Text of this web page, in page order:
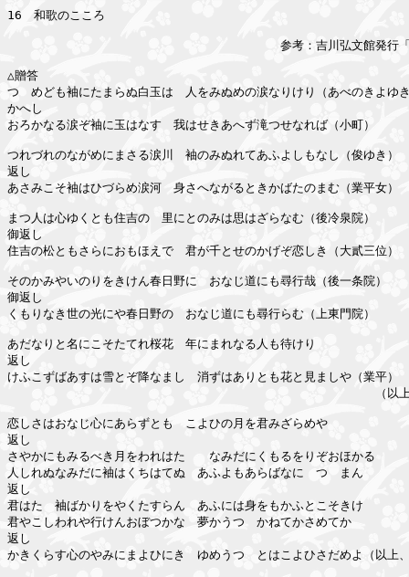
16　和歌のこころ
参考：吉川弘文館発行「古事
△贈答
つゝめども袖にたまらぬ白玉は　人をみぬめの涙なりけり（あべのきよゆ
かへし
おろかなる涙ぞ袖に玉はなす　我はせきあへず滝つせなれば（小町）
つれづれのながめにまさる涙川　袖のみぬれてあふよしもなし（俊ゆき）
返し
あさみこそ袖はひづらめ涙河　身さへながるときかばたのまむ（業平女）
まつ人は心ゆくとも住吉の　里にとのみは思はざらなむ（後冷泉院）
御返し
住吉の松ともさらにおもほえで　君が千とせのかげぞ恋しき（大貳三位）
そのかみやいのりをきけん春日野に　おなじ道にも尋行哉（後一条院）
御返し
くもりなき世の光にや春日野の　おなじ道にも尋行らむ（上東門院）
あだなりと名にこそたてれ桜花　年にまれなる人も待けり
返し
けふこずばあすは雪とぞ降なまし　消ずはありとも花と見ましや（業平）
（以上、悦目
恋しさはおなじ心にあらずとも　こよひの月を君みざらめや
返し
さやかにもみるべき月をわれはたゞ　なみだにくもるをりぞおほかる
人しれぬなみだに袖はくちはてぬ　あふよもあらばなにゝつゝまん
返し
君はたゞ袖ばかりをやくたすらん　あふには身をもかふとこそきけ
君やこしわれや行けんおぼつかな　夢かうつゝかねてかさめてか
返し
かきくらす心のやみにまよひにき　ゆめうつゝとはこよひさだめよ（以上